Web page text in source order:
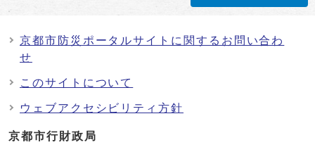
京都市防災ポータルサイトに関するお問い合わ
せ
このサイトについて
ウェブアクセシビリティ方針
京都市行財政局